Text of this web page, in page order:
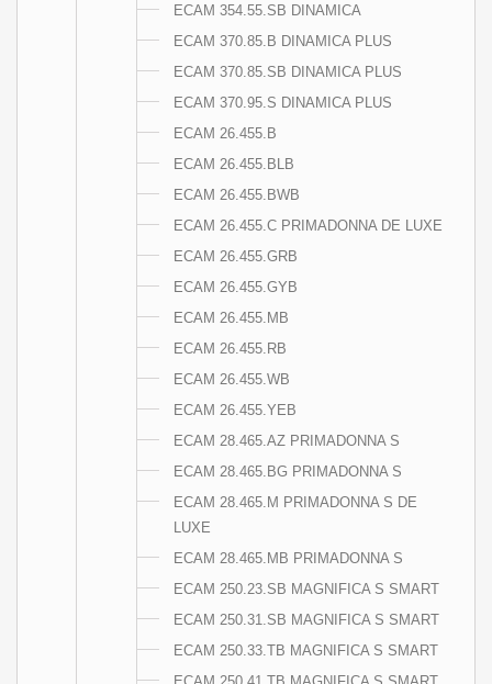
ECAM 354.55.SB DINAMICA
ECAM 370.85.B DINAMICA PLUS
ECAM 370.85.SB DINAMICA PLUS
ECAM 370.95.S DINAMICA PLUS
ECAM 26.455.B
ECAM 26.455.BLB
ECAM 26.455.BWB
ECAM 26.455.C PRIMADONNA DE LUXE
ECAM 26.455.GRB
ECAM 26.455.GYB
ECAM 26.455.MB
ECAM 26.455.RB
ECAM 26.455.WB
ECAM 26.455.YEB
ECAM 28.465.AZ PRIMADONNA S
ECAM 28.465.BG PRIMADONNA S
ECAM 28.465.M PRIMADONNA S DE
LUXE
ECAM 28.465.MB PRIMADONNA S
ECAM 250.23.SB MAGNIFICA S SMART
ECAM 250.31.SB MAGNIFICA S SMART
ECAM 250.33.TB MAGNIFICA S SMART